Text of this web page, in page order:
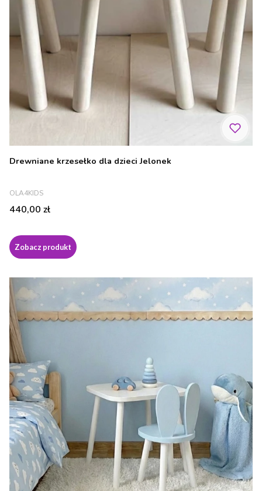
Drewniane krzesełko dla dzieci Jelonek
PRODUCENT
OLA4KIDS
Cena
440,00 zł
Zobacz produkt